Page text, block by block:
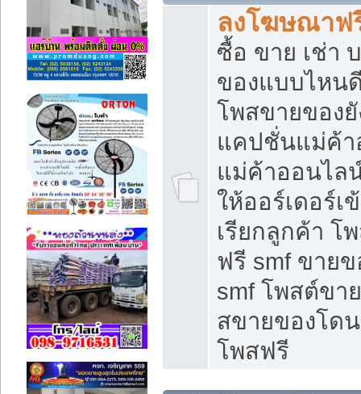
ลงโฆษณาฟ
ซื้อ ขาย เช่า
ของแบบไหน
โพสขายของยั
แคปชั่นแม่ค้
แม่ค้าออนไล
ให้ออร์เดอร์เ
เรียกลูกค้า โ
ฟรี smf ขาย
smf โพสต์ขา
สขายของโด
โพสฟรี